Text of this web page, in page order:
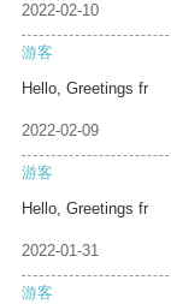
2022-02-10
游客
Hello, Greetings fr
2022-02-09
游客
Hello, Greetings fr
2022-01-31
游客